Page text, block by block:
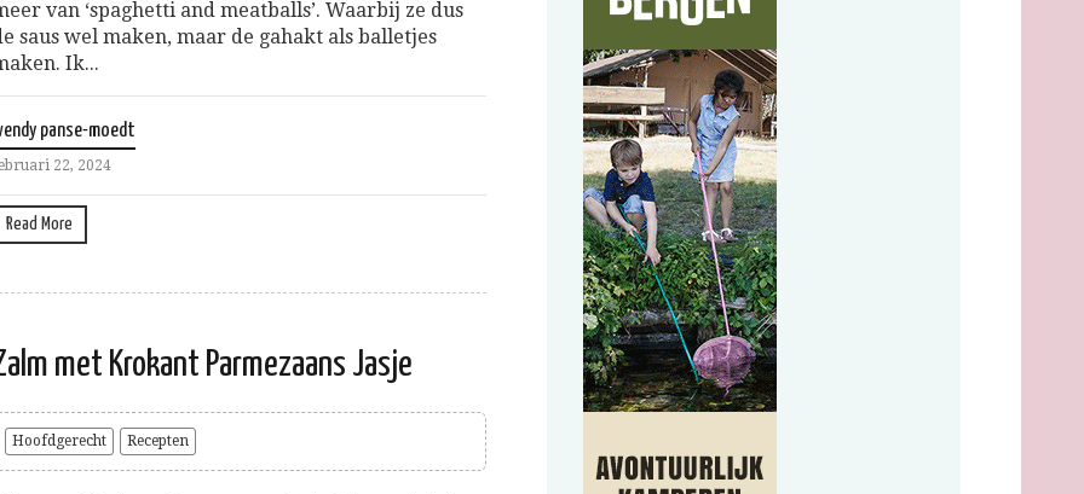
van ‘spaghetti and meatballs’. Waarbij ze dus
saus wel maken, maar de gahakt als balletjes
Ik...
panse-moedt
22, 2024
Read More
met Krokant Parmezaans Jasje
Hoofdgerecht Recepten